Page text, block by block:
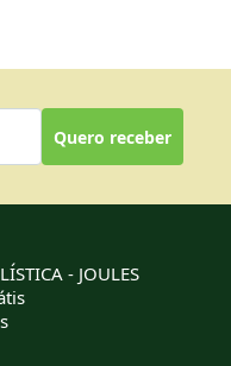
Quero receber
- JOULES